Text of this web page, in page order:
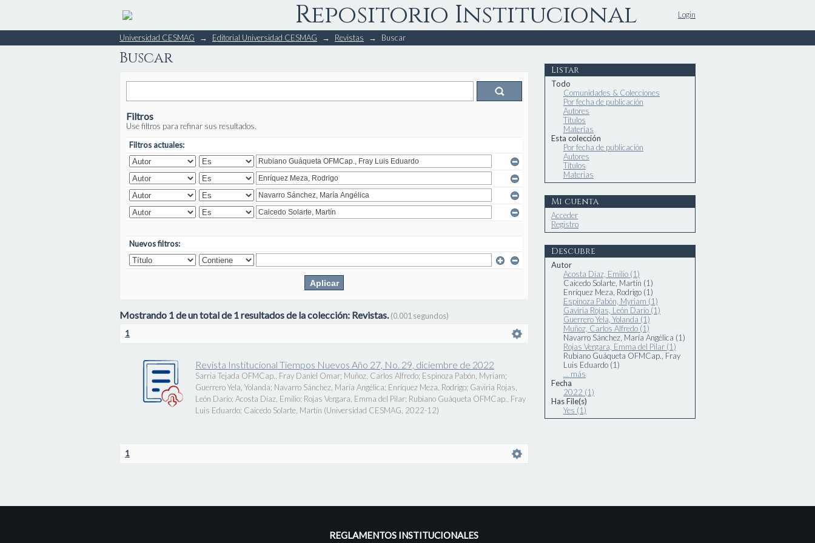
Repositorio Institucional
Buscar
Login
Universidad CESMAG → Editorial Universidad CESMAG → Revistas → Buscar
Buscar
Filtros
Use filtros para refinar sus resultados.
Filtros actuales:
Nuevos filtros:
Mostrando 1 de un total de 1 resultados de la colección: Revistas.(0.001 segundos)
1
Revista Institucional Tiempos Nuevos Año 27, No. 29, diciembre de 2022
Sarria Tejada OFMCap., Fray Daniel Omar; Muñoz, Carlos Alfredo; Espinoza Pabón, Myriam;
Guerrero Yela, Yolanda; Navarro Sánchez, María Angélica; Enríquez Meza, Rodrigo; Gaviria Rojas,
León Darío; Acosta Díaz, Emilio; Rojas Vergara, Emma del Pilar; Rubiano Guáqueta OFMCap., Fray
Luis Eduardo; Caicedo Solarte, Martín (Universidad CESMAG 2022-12)
1
Listar
Todo
Comunidades & Colecciones
Por fecha de publicación
Autores
Títulos
Materias
Esta colección
Por fecha de publicación
Autores
Títulos
Materias
Mi cuenta
Acceder
Registro
Descubre
Autor
Acosta Díaz, Emilio (1)
Caicedo Solarte, Martín (1)
Enríquez Meza, Rodrigo (1)
Espinoza Pabón, Myriam (1)
Gaviria Rojas, León Darío (1)
Guerrero Yela, Yolanda (1)
Muñoz, Carlos Alfredo (1)
Navarro Sánchez, María Angélica (1)
Rojas Vergara, Emma del Pilar (1)
Rubiano Guáqueta OFMCap., Fray
Luis Eduardo (1)
... más
Fecha
2022 (1)
Has File(s)
Yes (1)
REGLAMENTOS INSTITUCIONALES